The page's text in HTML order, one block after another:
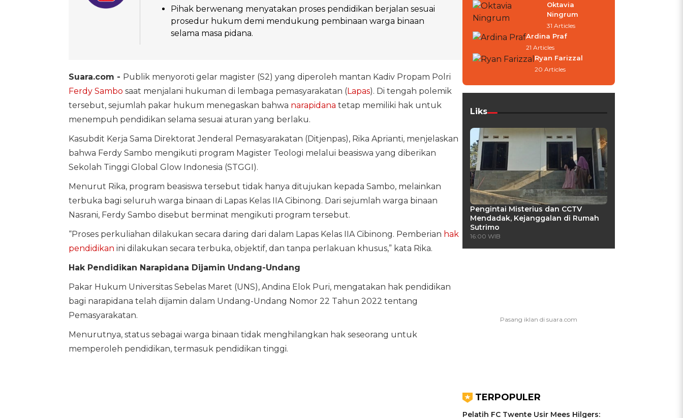
Pihak berwenang menyatakan proses pendidikan berjalan sesuai
prosedur hukum demi mendukung pembinaan warga binaan
selama masa pidana.
Suara.com - Publik menyoroti gelar magister (S2) yang diperoleh mantan Kadiv Propam Polri
Ferdy Sambo saat menjalani hukuman di lembaga pemasyarakatan (Lapas). Di tengah polemik
tersebut, sejumlah pakar hukum menegaskan bahwa narapidana tetap memiliki hak untuk
menempuh pendidikan selama sesuai aturan yang berlaku.
Kasubdit Kerja Sama Direktorat Jenderal Pemasyarakatan (Ditjenpas), Rika Aprianti, menjelaskan
bahwa Ferdy Sambo mengikuti program Magister Teologi melalui beasiswa yang diberikan
Sekolah Tinggi Global Glow Indonesia (STGGI).
Menurut Rika, program beasiswa tersebut tidak hanya ditujukan kepada Sambo, melainkan
terbuka bagi seluruh warga binaan di Lapas Kelas IIA Cibinong. Dari sejumlah warga binaan
Nasrani, Ferdy Sambo disebut berminat mengikuti program tersebut.
“Proses perkuliahan dilakukan secara daring dari dalam Lapas Kelas IIA Cibinong. Pemberian hak
pendidikan ini dilakukan secara terbuka, objektif, dan tanpa perlakuan khusus,” kata Rika.
Hak Pendidikan Narapidana Dijamin Undang-Undang
Pakar Hukum Universitas Sebelas Maret (UNS), Andina Elok Puri, mengatakan hak pendidikan
bagi narapidana telah dijamin dalam Undang-Undang Nomor 22 Tahun 2022 tentang
Pemasyarakatan.
Menurutnya, status sebagai warga binaan tidak menghilangkan hak seseorang untuk
memperoleh pendidikan, termasuk pendidikan tinggi.
Oktavia
Ningrum
31 Articles
Ardina Praf
21 Articles
Ryan Farizzal
20 Articles
Liks
Pengintai Misterius dan CCTV
Mendadak, Kejanggalan di Rumah
Sutrimo
16:00 WIB
TERPOPULER
Pelatih FC Twente Usir Mees Hilgers: